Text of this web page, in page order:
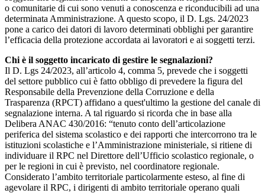
o comunitarie di cui sono venuti a conoscenza e riconducibili ad una
determinata Amministrazione. A questo scopo, il D. Lgs. 24/2023
pone a carico dei datori di lavoro determinati obblighi per garantire
l’efficacia della protezione accordata ai lavoratori e ai soggetti terzi.
Chi è il soggetto incaricato di gestire le segnalazioni?
Il D. Lgs 24/2023, all’articolo 4, comma 5, prevede che i soggetti
del settore pubblico cui è fatto obbligo di prevedere la figura del
Responsabile della Prevenzione della Corruzione e della
Trasparenza (RPCT) affidano a quest'ultimo la gestione del canale di
segnalazione interna. A tal riguardo si ricorda che in base alla
Delibera ANAC 430/2016: “tenuto conto dell’articolazione
periferica del sistema scolastico e dei rapporti che intercorrono tra le
istituzioni scolastiche e l’Amministrazione ministeriale, si ritiene di
individuare il RPC nel Direttore dell’Ufficio scolastico regionale, o
per le regioni in cui è previsto, nel coordinatore regionale.
Considerato l’ambito territoriale particolarmente esteso, al fine di
agevolare il RPC, i dirigenti di ambito territoriale operano quali